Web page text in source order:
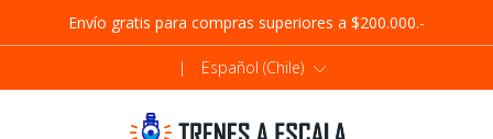
Envío gratis para compras superiores a $200.000.-
| Español (Chile)